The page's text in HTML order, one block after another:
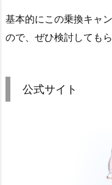
基本的にこの乗換キャ
ので、ぜひ検討しても
公式サイト